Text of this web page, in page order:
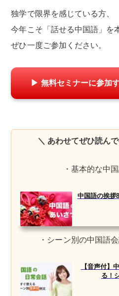
独学で限界を感じている方、
今年こそ「話せる中国語」を
ぜひ一度ご参加ください。
▶ 無料セミナーに参加
＼ あわせてぜひ読ん
・基本的な中
中国語の挨拶
・シーン別の中国語
【音声付】
る！